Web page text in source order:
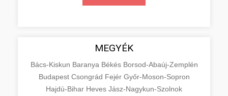
MEGYÉK
Bács-Kiskun Baranya Békés Borsod-Abaúj-Zemplén
Budapest Csongrád Fejér Győr-Moson-Sopron
Hajdú-Bihar Heves Jász-Nagykun-Szolnok